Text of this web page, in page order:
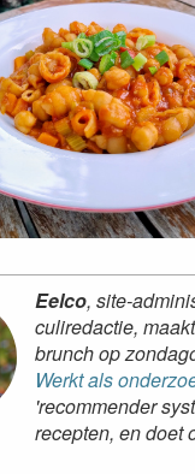
Eelco, site-
culiredactie,
brunch op
Werkt als
'recommender
recepten, en doet